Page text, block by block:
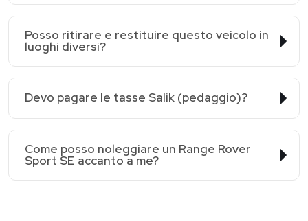
Posso ritirare e restituire questo veicolo in
luoghi diversi?
Devo pagare le tasse Salik (pedaggio)?
Come posso noleggiare un Range Rover
Sport SE accanto a me?